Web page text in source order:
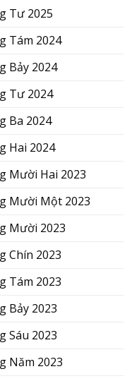
Tư 2025
Tám 2024
Bảy 2024
Tư 2024
Ba 2024
Hai 2024
Mười Hai 2023
Mười Một 2023
Mười 2023
Chín 2023
Tám 2023
Bảy 2023
Sáu 2023
Năm 2023